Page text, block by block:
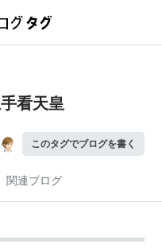
看天皇
このタグでブログを書く
関連ブログ